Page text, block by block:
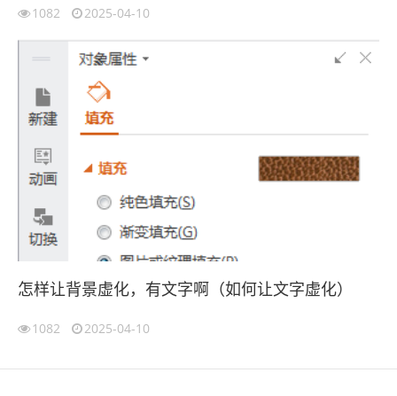
1082 2025-04-10
怎样让背景虚化，有文字啊（如何让文字虚化）
1082 2025-04-10